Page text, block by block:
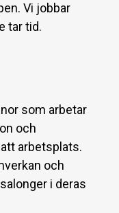
Vi jobbar
tar tid.
som arbetar
och
arbetsplats.
och
i deras